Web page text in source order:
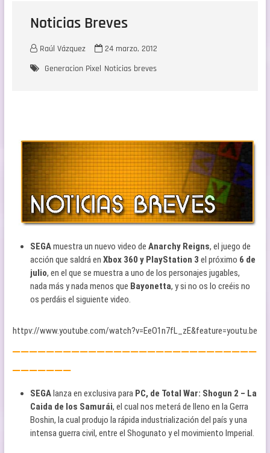
Noticias Breves
Raúl Vázquez
24 marzo, 2012
Generacion Pixel Noticias breves
SEGAmuestra un nuevo video de Anarchy Reigns, el juego de
acción que saldrá en Xbox 360 y PlayStation 3 el próximo 6 de
julio, en el que se muestra a uno de los personajes jugables,
nada más y nada menos que Bayonetta, y si no os lo creéis no
os perdáis el siguiente video.
httpv://www.youtube.com/watch?v=EeO1n7fL_zE&feature=youtu.be
—————————————————————————————
———————
SEGAlanza en exclusiva para PC, de Total War: Shogun 2 – La
Caida de los Samurái, el cual nos meterá de lleno en la Gerra
Boshin, la cual produjo la rápida industrialización del país y una
intensa guerra civil, entre el Shogunato y el movimiento Imperial.